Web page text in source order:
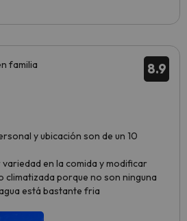
8.9
familia
y ubicación son de un 10
en la comida y modificar
climatizada porque no son ninguna
está bastante fria